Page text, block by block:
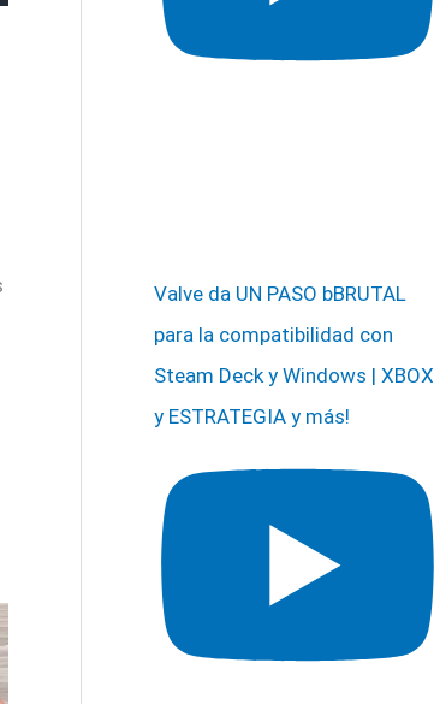
Valve da UN PASO bBRUTAL
para la compatibilidad con
Steam Deck y Windows | XBOX
y ESTRATEGIA y más!